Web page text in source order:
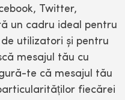
Twitter,
un cadru ideal pentru
utilizatori și pentru
mesajul tău cu
te că mesajul tău
fiecărei